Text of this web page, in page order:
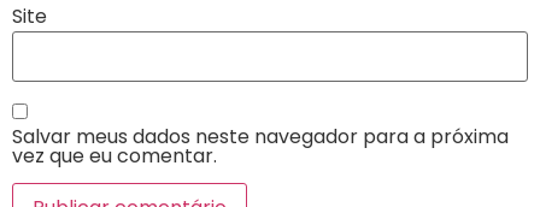
Site
Salvar meus dados neste navegador para a próxima
vez que eu comentar.